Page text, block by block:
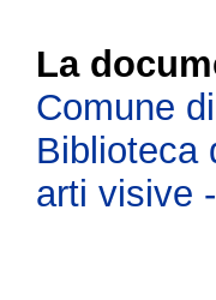
La
Comune
Biblioteca
arti visive